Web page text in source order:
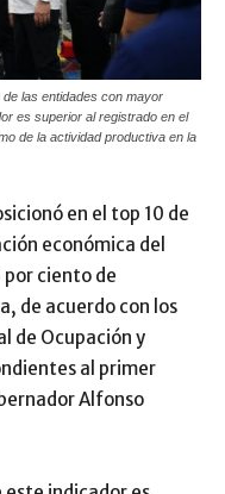
las entidades con mayor
es superior al registrado en el
de la actividad productiva en la
en el top 10 de
económica del
ciento de
de acuerdo con los
de Ocupación y
al primer
Alfonso